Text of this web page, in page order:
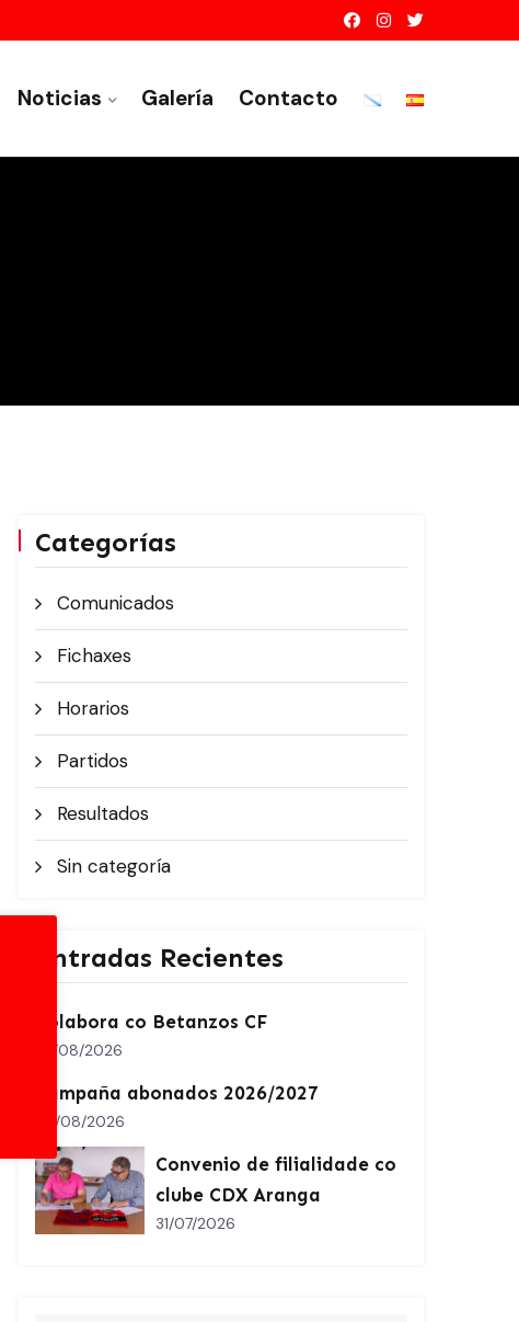
Noticias Galería Contacto
Categorías
Comunicados
Fichaxes
Horarios
Partidos
Resultados
Sin categoría
Entradas Recientes
Colabora co Betanzos CF
07/08/2026
Campaña abonados 2026/2027
02/08/2026
Convenio de filialidade co
clube CDX Aranga
31/07/2026